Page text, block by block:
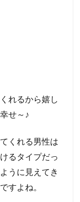
れるから嬉し
せ～♪
くれる男性は
るタイプだっ
うに見えてき
すよね。